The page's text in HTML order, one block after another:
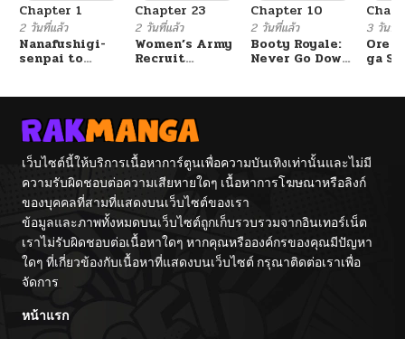
Chapter 1
2 วันที่แล้ว
Nanafushigi-
senpai to
Chapter 23
2 วันที่แล้ว
Women’s Army
Recruit
Chapter 10
2 วันที่แล้ว
Booty Royale:
Never Go Down
3 วันที่
Ore
ga
Tag
เว็บไซต์นี้ให้บริการเนื้อหาการ์ตูนเพื่อความบันเทิงเท่านั้นและไม่มี
ความรับผิดชอบต่อความเสียหายใดๆ เนื้อหาการโฆษณาหรือลิงก์
ของบุคคลที่สามที่แสดงบนเว็บไซต์ของเรา
ข้อมูลและภาพทั้งหมดบนเว็บไซต์ถูกเก็บรวบรวมจากอินเทอร์เน็ต
เราไม่รับผิดชอบต่อเนื้อหาใดๆ หากคุณหรือองค์กรของคุณมีปัญหา
ใดๆ ที่เกี่ยวข้องกับเนื้อหาที่แสดงบนเว็บไซต์ กรุณาติดต่อเราเพื่อ
จัดการ
หน้าแรก